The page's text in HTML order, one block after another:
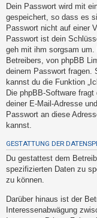
o
r
t
e
t
e
T
h
e
m
e
n
A
Dein Passwort wird mit
gespeichert, so dass es
Passwort nicht auf einer
Passwort ist dein
geh mit ihm sorgsam um.
Betreibers, von phpBB
deinem Passwort fragen.
kannst du die Funktion
Die phpBB-Software
deiner E-Mail-Adresse
Passwort an diese
kannst.
GESTATTUNG DER
Du gestattest dem
spezifizierten Daten zu
zu können.
Darüber hinaus ist der
Interessenabwägung